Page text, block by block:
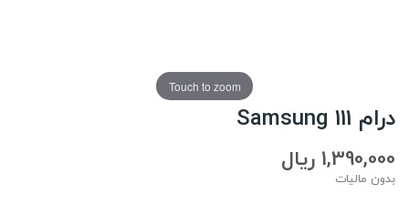
Touch to zoom
درام Samsung 111
1,390,000 ریال
بدون مالیات